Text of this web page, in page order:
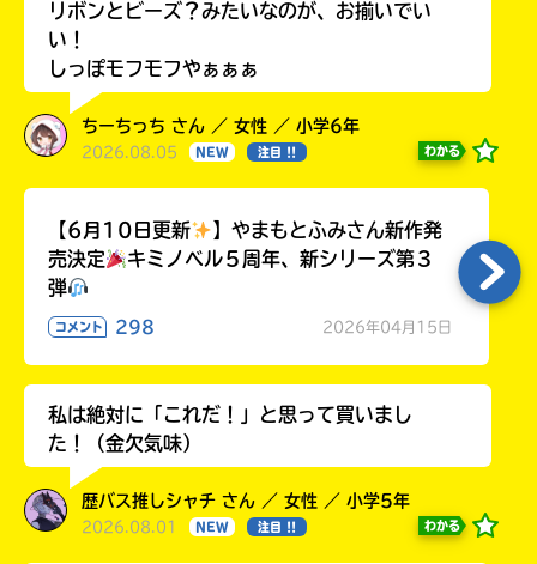
リボンとビーズ？みたいなのが、お揃いでい
い！
しっぽモフモフやぁぁぁ
ちーちっち さん ／ 女性 ／ 小学6年
2026.08.05 NEW 注目 !! わかる
【6月10日更新
】やまもとふみさん新作発
売決定
キミノベル５周年、新シリーズ第３
弾
コメント 298 2026年04月15日
私は絶対に「これだ！」と思って買いまし
た！（金欠気味）
歴バス推しシャチ さん ／ 女性 ／ 小学5年
2026.08.01 NEW 注目 !! わかる